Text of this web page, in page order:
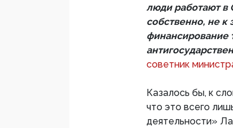
люди работают в
собственно, не к
финансирование
советник
Казалось бы, к
что это всего
деятельности»